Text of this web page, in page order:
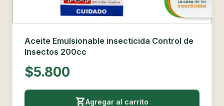
Aceite Emulsionable insecticida Control de
Insectos 200cc
$5.800
Agregar al carrito